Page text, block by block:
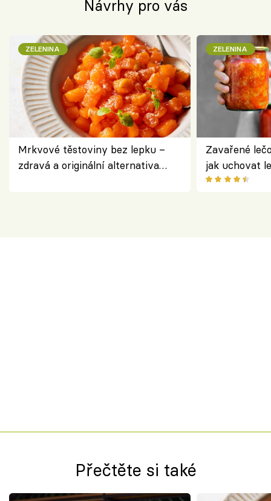
Návrhy pro vás
ZELENINA
Mrkvové těstoviny bez lepku –
zdravá a originální alternativa
ZELENINA
Zavařené
jak uchovat
Přečtěte si také